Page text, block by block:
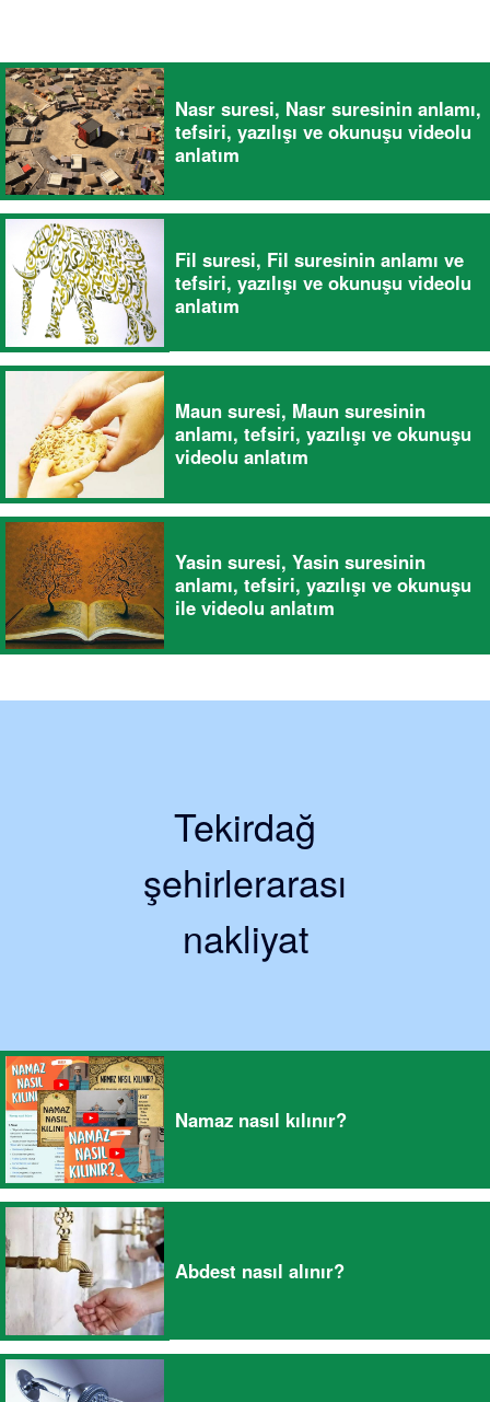
Nasr suresi, Nasr suresinin anlamı,
tefsiri, yazılışı ve okunuşu videolu
anlatım
Fil suresi, Fil suresinin anlamı ve
tefsiri, yazılışı ve okunuşu videolu
anlatım
Maun suresi, Maun suresinin
anlamı, tefsiri, yazılışı ve okunuşu
videolu anlatım
Yasin suresi, Yasin suresinin
anlamı, tefsiri, yazılışı ve okunuşu
ile videolu anlatım
Tekirdağ
şehirlerarası
nakliyat
Namaz nasıl kılınır?
Abdest nasıl alınır?